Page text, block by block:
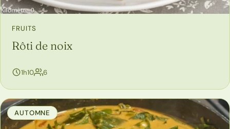
FRUITS
Rôti de noix
1h10 6personnes
AUTOMNE